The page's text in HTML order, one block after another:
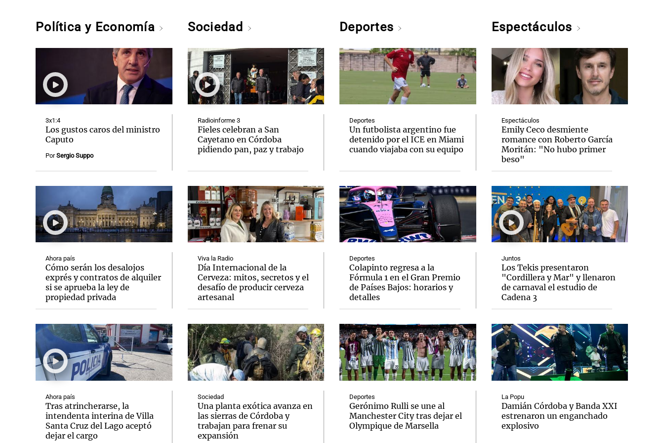
Política y Economía
3x1:4
Los gustos caros del ministro
Caputo
PorSergio Suppo
Ahora país
Cómo serán los desalojos
exprés y contratos de alquiler
si se aprueba la ley de
propiedad privada
Ahora país
Tras atrincherarse, la
intendenta interina de Villa
Santa Cruz del Lago aceptó
dejar el cargo
Sociedad
Radioinforme 3
Fieles celebran a San
Cayetano en Córdoba
pidiendo pan, paz y trabajo
Viva la Radio
Día Internacional de la
Cerveza: mitos, secretos y el
desafío de producir cerveza
artesanal
Sociedad
Una planta exótica avanza en
las sierras de Córdoba y
trabajan para frenar su
expansión
Deportes
Deportes
Un futbolista argentino fue
detenido por el ICE en Miami
cuando viajaba con su equipo
Deportes
Colapinto regresa a la
Fórmula 1 en el Gran Premio
de Países Bajos: horarios y
detalles
Deportes
Gerónimo Rulli se une al
Manchester City tras dejar el
Olympique de Marsella
Espectáculos
Espectáculos
Emily Ceco desmiente
romance con Roberto García
Moritán: "No hubo primer
beso"
Juntos
Los Tekis presentaron
"Cordillera y Mar" y llenaron
de carnaval el estudio de
Cadena 3
La Popu
Damián Córdoba y Banda XXI
estrenaron un enganchado
explosivo
Notas Notas
El huracán de Arequito
Notas
Cadena 3 en Groenlandia
Notas